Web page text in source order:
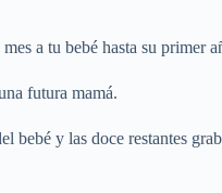
a tu bebé hasta su primer
futura mamá.
bebé y las doce restantes